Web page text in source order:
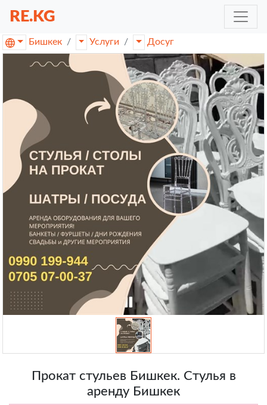
RE.KG
Бишкек Услуги Досуг
Прокат стульев Бишкек. Стулья в
аренду Бишкек